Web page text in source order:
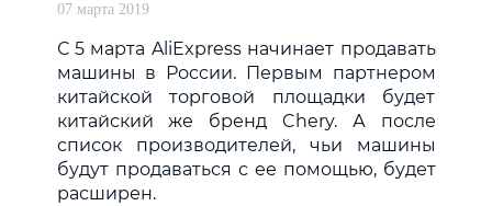
07 марта 2019
С 5 марта AliExpress начинает продавать
машины в России. Первым партнером
китайской торговой площадки будет
китайский же бренд Chery. А после
список производителей, чьи машины
будут продаваться с ее помощью, будет
расширен.